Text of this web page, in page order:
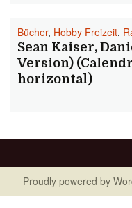
Bücher, Hobby Freizeit,
Sean Kaiser,
Version)
horizontal)
Proudly powered by